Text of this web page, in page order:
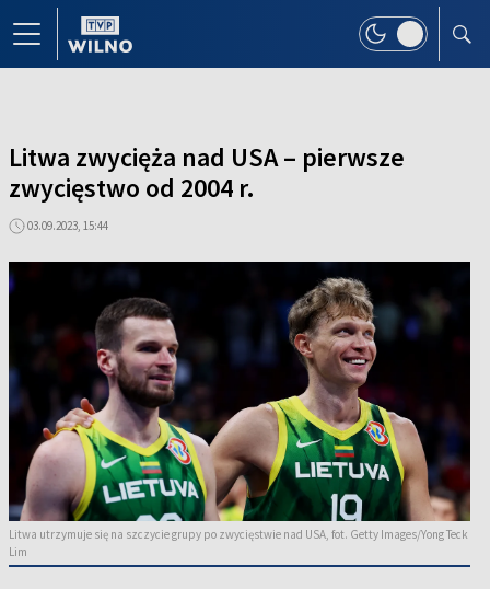
Litwa zwycięża nad USA – pierwsze
zwycięstwo od 2004 r.
03.09.2023, 15:44
Litwa utrzymuje się na szczycie grupy po zwycięstwie nad USA, fot. Getty Images/Yong Teck
Lim